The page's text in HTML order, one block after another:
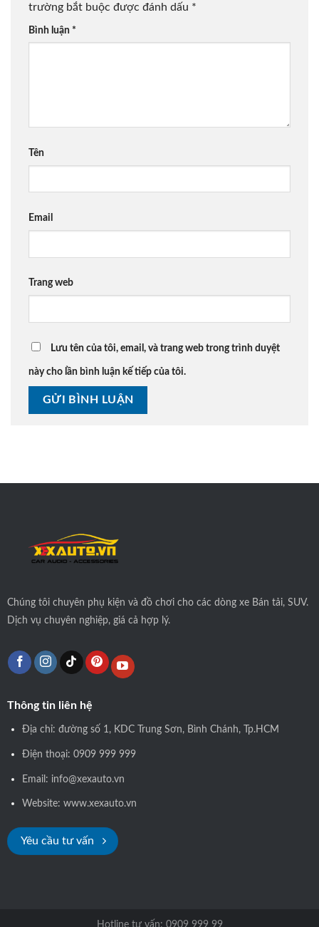
trường bắt buộc được đánh dấu *
Bình luận *
Tên
Email
Trang web
Lưu tên của tôi, email, và trang web trong trình duyệt
này cho lần bình luận kế tiếp của tôi.
Chúng tôichuyên phụ kiện và đồ chơi cho các dòng xe Bán tải, SUV.
Dịch vụ chuyên nghiệp, giá cả hợp lý.
Thông tin liên hệ
Địa chỉ: đường số 1, KDC Trung Sơn, Bình Chánh, Tp.HCM
Điện thoại: 0909 999 999
Email: info@xexauto.vn
Website: www.xexauto.vn
Yêu cầu tư vấn
Hotline tư vấn: 0909 999 99